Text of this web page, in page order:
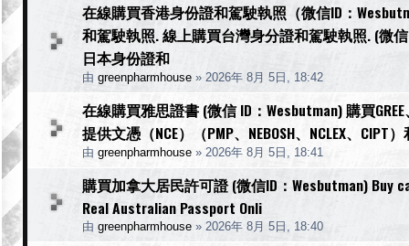
在線購買香港身份證和駕駛執照（微信ID：
和駕駛執照. 線上購買台灣身分證和駕駛執照. (微
日本身份證和
由 greenpharmhouse » 2026年 8月 5日, 18:42
在線購買雅思證書 (微信 ID：Wesbutman) 購買
提供文憑（NCE）（PMP、NEBOSH、NCLEX、
由 greenpharmhouse » 2026年 8月 5日, 18:41
購買加拿大居民許可證 (微信ID：Wesbutman) Buy
Real Australian Passport Onli
由 greenpharmhouse » 2026年 8月 5日, 18:40